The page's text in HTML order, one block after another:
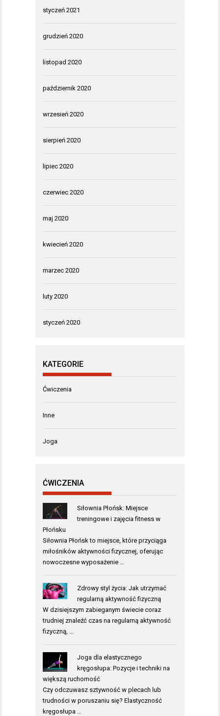
styczeń 2021
grudzień 2020
listopad 2020
październik 2020
wrzesień 2020
sierpień 2020
lipiec 2020
czerwiec 2020
maj 2020
kwiecień 2020
marzec 2020
luty 2020
styczeń 2020
KATEGORIE
Ćwiczenia
Inne
Joga
ĆWICZENIA
Siłownia Płońsk: Miejsce
treningowe i zajęcia fitness w
Płońsku
Siłownia Płońsk to miejsce, które przyciąga
miłośników aktywności fizycznej, oferując
nowoczesne wyposażenie …
Zdrowy styl życia: Jak utrzymać
regularną aktywność fizyczną
W dzisiejszym zabieganym świecie coraz
trudniej znaleźć czas na regularną aktywność
fizyczną, …
Joga dla elastycznego
kręgosłupa: Pozycje i techniki na
większą ruchomość
Czy odczuwasz sztywność w plecach lub
trudności w poruszaniu się? Elastyczność
kręgosłupa …